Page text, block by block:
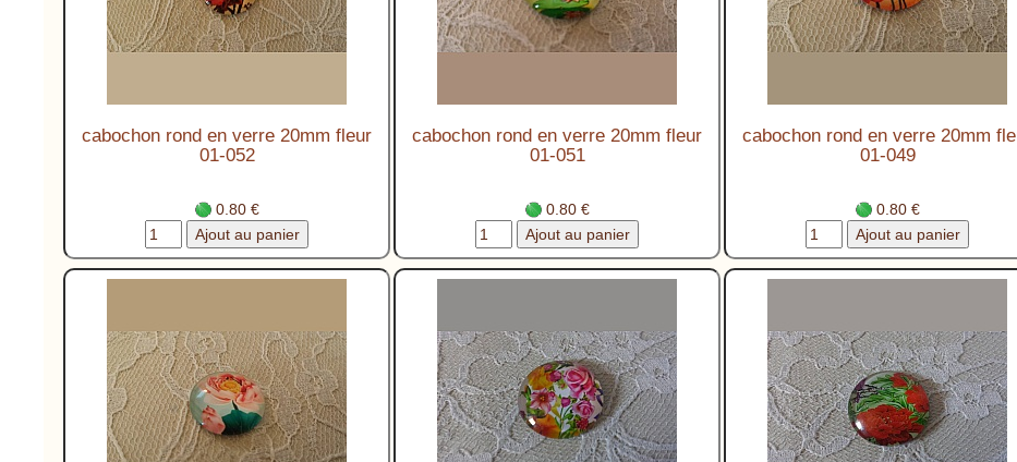
cabochon rond en verre 20mm fleur
01-052
0.80 €
cabochon rond en verre 20mm fleur
01-051
0.80 €
cabochon rond en verre 20mm
01-049
0.80 €